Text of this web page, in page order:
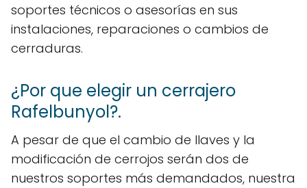
soportes técnicos o asesorías en sus
instalaciones, reparaciones o cambios de
cerraduras.
¿Por que elegir un cerrajero
Rafelbunyol?.
A pesar de que el cambio de llaves y la
modificación de cerrojos serán dos de
nuestros soportes más demandados, nuestra